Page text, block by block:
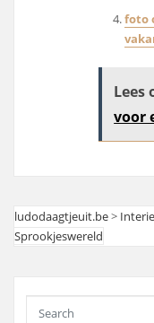
foto
Lees
voor
ludodaagtjeuit.be>
Sprookjeswereld